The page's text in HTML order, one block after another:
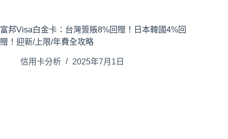
富邦Visa白金卡：台灣簽賬8%回贈！日本韓國4%回
贈！迎新/上限/年費全攻略
信用卡分析 2025年7月1日